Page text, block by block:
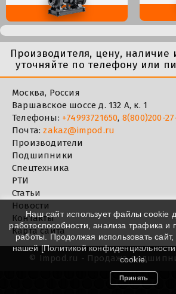
Производителя, цену,
уточняйте по телефону или
Москва, Россия
Варшавское шоссе д. 132 А, к. 1
Телефоны: +74993721650, 8(800)200-
Почта:zakaz@impod.ru
Производители
Подшипники
Спецтехника
РТИ
Статьи
Новости
Контакты
Карта сайта
© Impod.ru - Продажа
Наш сайт использует файлы cookie
работоспособности, анализа трафика и
работы. Продолжая использовать
нашей [Политикой конфиденциальности
cookie.
Принять